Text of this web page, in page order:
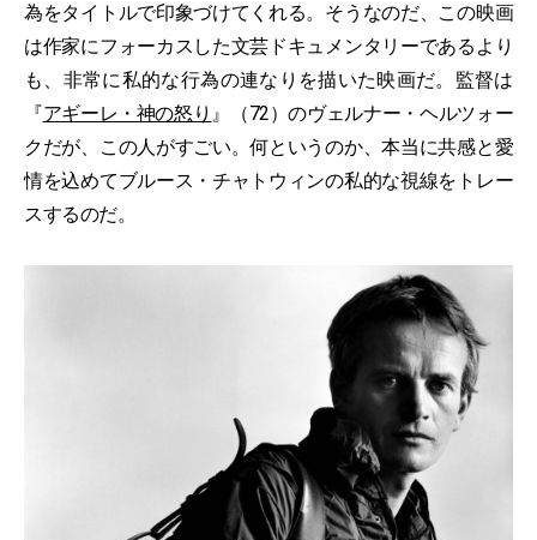
為をタイトルで印象づけてくれる。そうなのだ、この映画
は作家にフォーカスした文芸ドキュメンタリーであるより
も、非常に私的な行為の連なりを描いた映画だ。監督は
『アギーレ・神の怒り 』（72）のヴェルナー・ヘルツォー
クだが、この人がすごい。何というのか、本当に共感と愛
情を込めてブルース・チャトウィンの私的な視線をトレー
スするのだ。